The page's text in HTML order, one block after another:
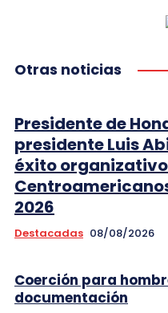
Otras noticias
Presidente de
presidente Luis
éxito
2026
Destacadas 08/08/2026
Coerción para
documentación